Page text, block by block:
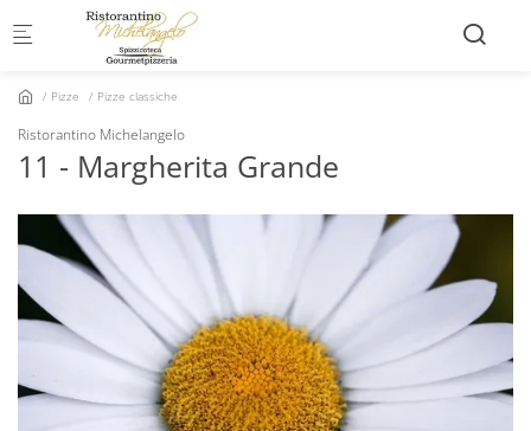
Skip to main content
Pizze Pizze classiche
Ristorantino Michelangelo
11 - Margherita Grande